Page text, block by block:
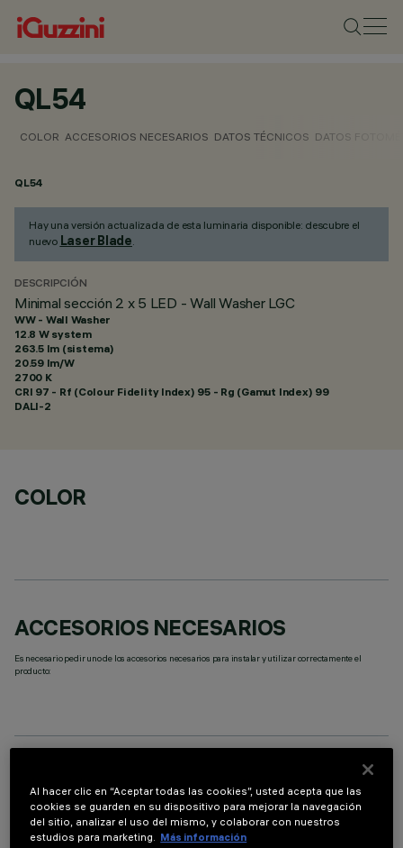
QL54
COLOR ACCESORIOS NECESARIOS DATOS TÉCNICOS DATOS
QL54
Hay una versión actualizada de esta luminaria disponible: descubre el
nuevo Laser Blade.
DESCRIPCIÓN
Minimal sección 2 x 5 LED - Wall Washer LGC
WW - Wall Washer
12.8 W system
263.5 lm (sistema)
20.59 lm/W
2700 K
CRI 97 - Rf (Colour Fidelity Index) 95 - Rg (Gamut Index) 99
DALI-2
COLOR
ACCESORIOS NECESARIOS
Es necesario pedir uno de los accesorios necesarios para instalar y utilizar correctamente el
producto:
DATOS TÉCNICOS
ÚLTIMA ACTUALIZACIÓN: 05/08/2026
Al hacer clic en “Aceptar todas las cookies”, usted acepta que las
cookies se guarden en su dispositivo para mejorar la navegación
del sitio, analizar el uso del mismo, y colaborar con nuestros
estudios para marketing. Más información